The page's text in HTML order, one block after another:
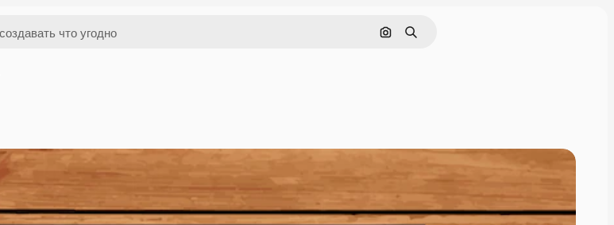
Поиск по изображению
Поиск